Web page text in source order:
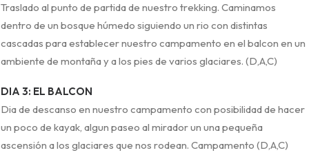
Traslado al punto de partida de nuestro trekking. Caminamos
dentro de un bosque húmedo siguiendo un rio con distintas
cascadas para establecer nuestro campamento en el balcon en un
ambiente de montaña y a los pies de varios glaciares. (D,A,C)
DIA 3: EL BALCON
Dia de descanso en nuestro campamento con posibilidad de hacer
un poco de kayak, algun paseo al mirador un una pequeña
ascensión a los glaciares que nos rodean. Campamento (D,A,C)